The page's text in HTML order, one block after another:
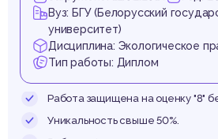
Вуз: БГУ (Белорусский
университет)
Дисциплина: Экологическое
Тип работы: Диплом
Работа защищена на оценку "8"
Уникальность свыше 50%.